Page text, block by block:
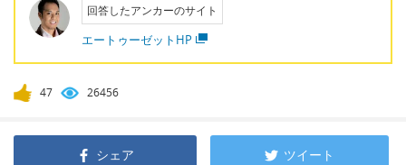
回答したアンカーのサイト
エートゥーゼットHP
47 26456
シェア ツイート